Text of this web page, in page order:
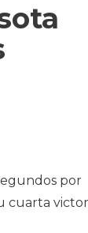
por
cuarta